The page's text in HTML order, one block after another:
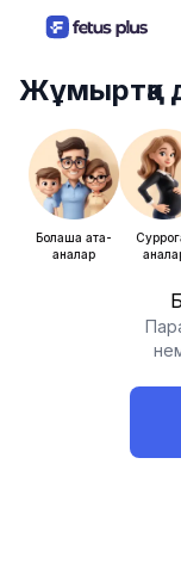
Жұмыртқа
Болашақ ата-
аналар